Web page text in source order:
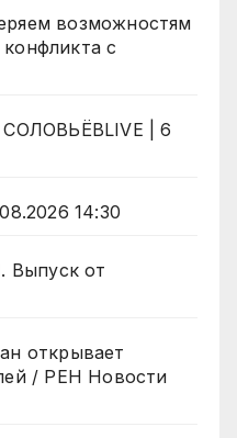
возможностям
с
СОЛОВЬЁВLIVE | 6
14:30
Выпуск от
открывает
/ РЕН Новости